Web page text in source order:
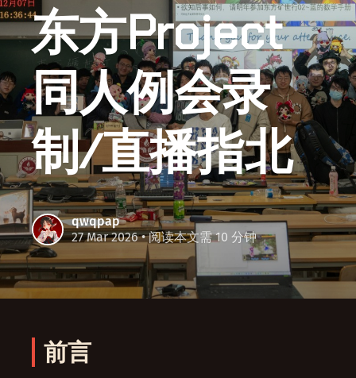
东方Project
同人例会录
制/直播指北
qwqpap
27 Mar 2026• 阅读本文需 10 分钟
前言